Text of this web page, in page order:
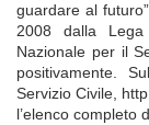
guardare al
2008 dalla Lega
Nazionale per il
positivamente.
Servizio Civile,
l’elenco completo